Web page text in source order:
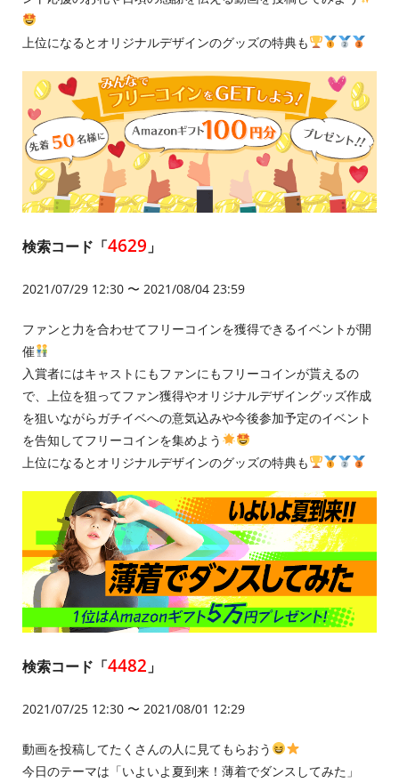
上位になるとオリジナルデザインのグッズの特典も
検索コード「4629 」
2021/07/29 12:30 〜 2021/08/04 23:59
ファンと力を合わせてフリーコインを獲得できるイベントが開
催
入賞者にはキャストにもファンにもフリーコインが貰えるの
で、上位を狙ってファン獲得やオリジナルデザイングッズ作成
を狙いながらガチイベへの意気込みや今後参加予定のイベント
を告知してフリーコインを集めよう
上位になるとオリジナルデザインのグッズの特典も
検索コード「4482 」
2021/07/25 12:30 〜 2021/08/01 12:29
動画を投稿してたくさんの人に見てもらおう
今日のテーマは「いよいよ夏到来！薄着でダンスしてみた」